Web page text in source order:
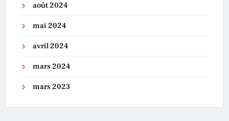
août 2024
mai 2024
avril 2024
mars 2024
mars 2023